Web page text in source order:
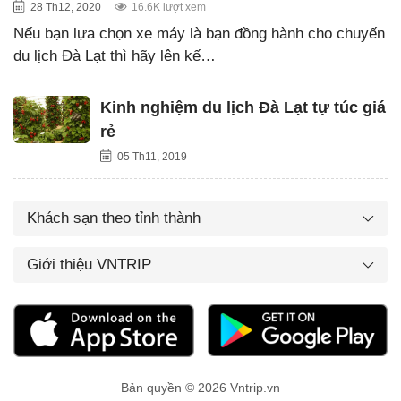
28 Th12, 2020 16.6K lượt xem
Nếu bạn lựa chọn xe máy là bạn đồng hành cho chuyến
du lịch Đà Lạt thì hãy lên kế…
Kinh nghiệm du lịch Đà Lạt tự túc giá
rẻ
05 Th11, 2019
Khách sạn theo tỉnh thành
Giới thiệu VNTRIP
Bản quyền © 2026 Vntrip.vn